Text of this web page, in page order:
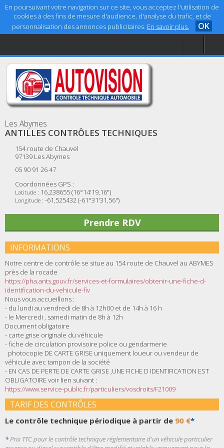
En poursuivant votre navigation sur ce site, vous acceptez l'utilisation de
cookies à des fins de mesure d'audience, d'analyse du trafic, et de
personnalisation des annonces publicitaires. En savoir plus. OK
Accueil
Aide
Mentions légales
Les Abymes
ANTILLES CONTRÔLES TECHNIQUES
154 route de Chauvel
97139 Les Abymes
05 90 91 26 47
Coordonnées GPS :
Latitude : 16,238655 (16°14'19,16")
Longitude : -61,525432 (-61°31'31,56")
Prendre RDV
INFORMATIONS
Notre centre de contrôle se situe au 154 route de Chauvel au ABYMES
près de la rocade
https://pha.ants.gouv.fr/services-et-formulaires/obtenir-une-fiche-d-
identification-du-vehicule-fiv
Nous vous accueillons :
- du lundi au vendredi de 8h à 12h00 et de 14h à 16 h
- le Mercredi , samedi matin de 8h à 12h
Document obligatoire
- carte grise originale du véhicule
- fiche de circulation provisoire police ou gendarmerie
photocopie DE CARTE GRISE uniquement loueur ou vendeur de
véhicule avec tampon de la société
- EN CAS DE PERTE DE CARTE GRISE ,UNE FICHE D IDENTIFICATION EST
OBLIGATOIRE voir lien suivant :
https://www.service-public.fr/particuliers/vosdroits/F21009
TARIF DES CONTRÔLES
Le contrôle technique périodique à partir de 90 €*
*Prix TTC pour le contrôle technique réglementaire d'un véhicule particulier